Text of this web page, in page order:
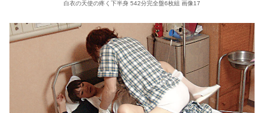
白衣の天使の疼く下半身 542分完全盤6枚組 画像17